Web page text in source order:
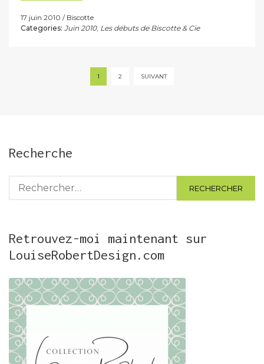
17 juin 2010
Biscotte
Categories: Juin 2010, Les débuts de Biscotte & Cie
1 2 SUIVANT
Recherche
Rechercher :
Retrouvez-moi maintenant sur
LouiseRobertDesign.com